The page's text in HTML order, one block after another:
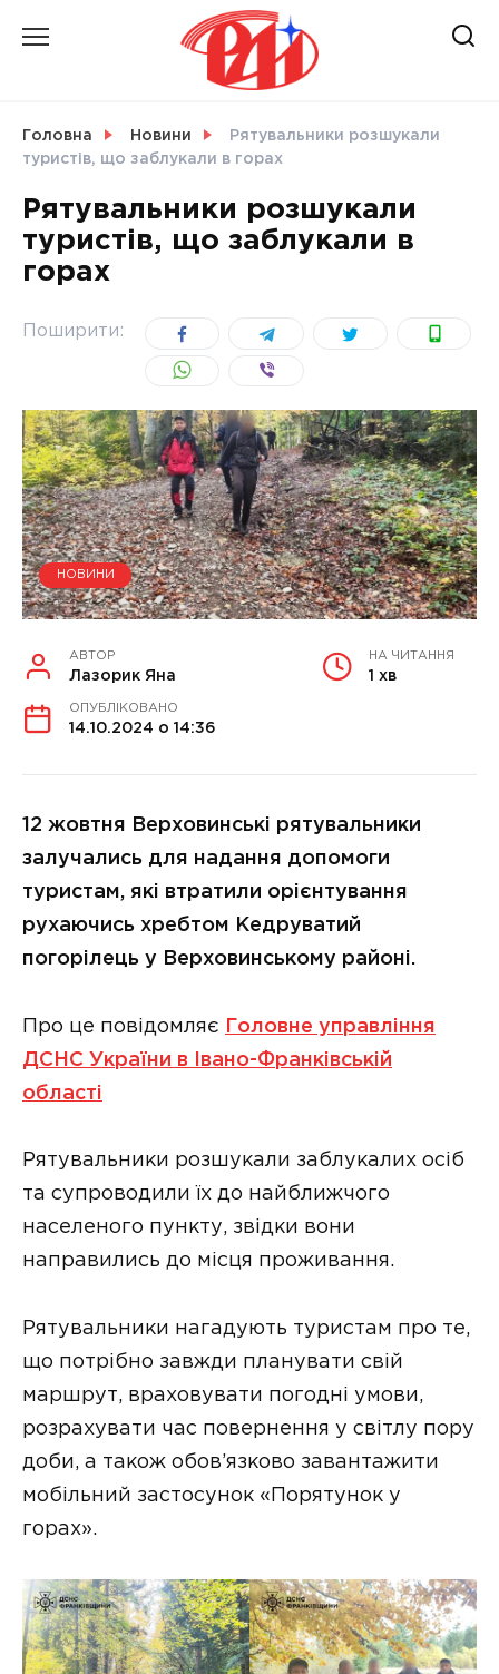
Головна Новини
Рятувальники розшукали
туристів, що заблукали в горах
Рятувальники розшукали
туристів, що заблукали в
горах
Поширити:
НОВИНИ
АВТОР
Лазорик Яна
НА ЧИТАННЯ
1 хв
ОПУБЛІКОВАНО
14.10.2024 о 14:36
12 жовтня Верховинські рятувальники
залучались для надання допомоги
туристам, які втратили орієнтування
рухаючись хребтом Кедруватий
погорілець у Верховинському районі.
Про це повідомляє
Головне управління
ДСНС України в Івано-Франківській
області
Рятувальники розшукали заблукалих осіб
та супроводили їх до найближчого
населеного пункту, звідки вони
направились до місця проживання.
Рятувальники нагадують туристам про те,
що потрібно завжди планувати свій
маршрут, враховувати погодні умови,
розрахувати час повернення у світлу пору
доби, а також обов’язково завантажити
мобільний застосунок «Порятунок у
горах».